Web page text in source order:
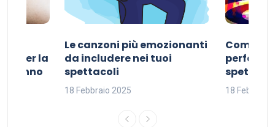
per la
sonno
Le canzoni più emozionanti
da includere nei tuoi
spettacoli
18 Febbraio 2025
Come
perfetta
18 Febbraio